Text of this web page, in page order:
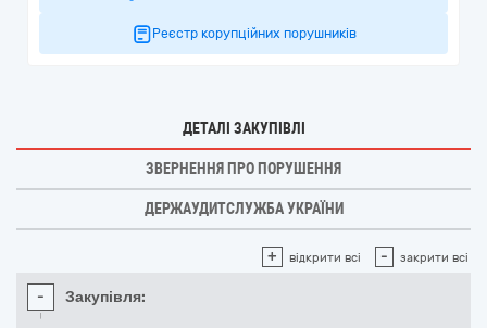
Реєстр корупційних порушників
ДЕТАЛІ ЗАКУПІВЛІ
ЗВЕРНЕННЯ ПРО ПОРУШЕННЯ
ДЕРЖАУДИТСЛУЖБА УКРАЇНИ
+ відкрити всі - закрити всі
- Закупівля: